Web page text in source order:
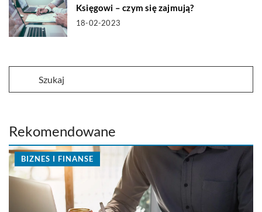
Księgowi – czym się zajmują?
18-02-2023
Rekomendowane
BIZNES I FINANSE